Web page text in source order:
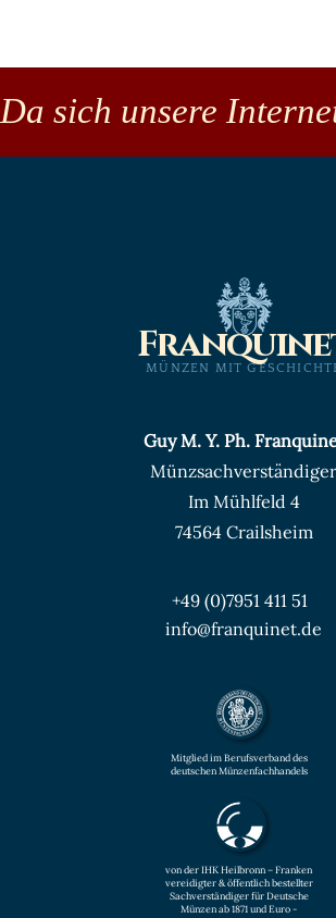
Da sich unsere
MÜNZEN MIT
Guy M. Y. Ph.
Münzsachverständiger
Im Mühlfeld 4
74564 Crailsheim
+49 (0)7951 411 51
info@franquinet.de
Mitglied im Berufsverband des
deutschen Münzenfachhandels
von der IHK Heilbronn – Franken
vereidigter & öffentlich bestellter
Sachverständiger für Deutsche
Münzen ab 1871 und Euro -